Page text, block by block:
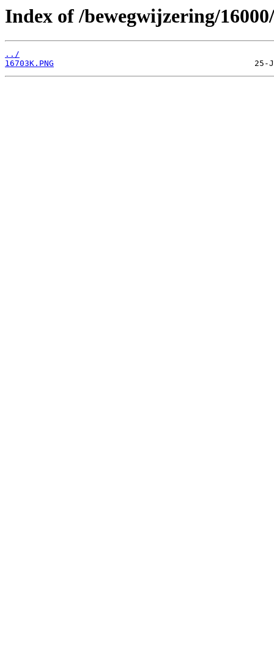
Index of /bewegwijzering/
../
16703K.PNG